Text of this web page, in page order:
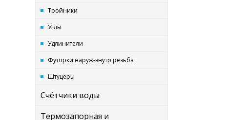
Тройники
Углы
Удлинители
Футорки наруж-внутр резьба
Штуцеры
Счётчики воды
Термозапорная и